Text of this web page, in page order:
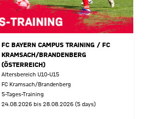
FC BAYERN CAMPUS TRAINING / FC
KRAMSACH/BRANDENBERG
(ÖSTERREICH)
Altersbereich U10-U15
FC Kramsach/Brandenberg
5-Tages-Training
24.08.2026 bis 28.08.2026 (5 days)